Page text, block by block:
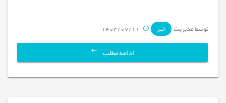
توسط مدیریت خبر 1403/07/11
ادامه مطلب